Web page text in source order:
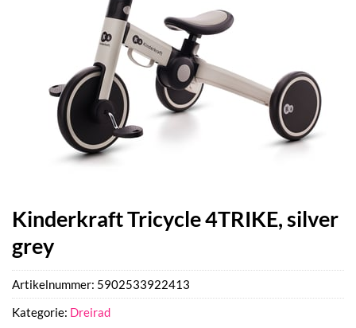
Kinderkraft Tricycle 4TRIKE, silver
grey
Artikelnummer: 5902533922413
Kategorie: Dreirad